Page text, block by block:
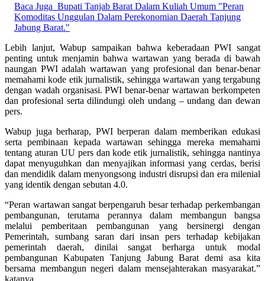
Baca Juga Bupati Tanjab Barat Dalam Kuliah Umum "Peran
Komoditas Unggulan Dalam Perekonomian Daerah Tanjung
Jabung Barat."
Lebih lanjut, Wabup sampaikan bahwa keberadaan PWI sangat
penting untuk menjamin bahwa wartawan yang berada di bawah
naungan PWI adalah wartawan yang profesional dan benar-benar
memahami kode etik jurnalistik, sehingga wartawan yang tergabung
dengan wadah organisasi. PWI benar-benar wartawan berkompeten
dan profesional serta dilindungi oleh undang – undang dan dewan
pers.
Wabup juga berharap, PWI berperan dalam memberikan edukasi
serta pembinaan kepada wartawan sehingga mereka memahami
tentang aturan UU pers dan kode etik jurnalistik, sehingga nantinya
dapat menyuguhkan dan menyajikan informasi yang cerdas, berisi
dan mendidik dalam menyongsong industri disrupsi dan era milenial
yang identik dengan sebutan 4.0.
“Peran wartawan sangat berpengaruh besar terhadap perkembangan
pembangunan, terutama perannya dalam membangun bangsa
melalui pemberitaan pembangunan yang bersinergi dengan
Pemerintah, sumbang saran dari insan pers terhadap kebijakan
pemerintah daerah, dinilai sangat berharga untuk modal
pembangunan Kabupaten Tanjung Jabung Barat demi asa kita
bersama membangun negeri dalam mensejahterakan masyarakat.”
katanya.